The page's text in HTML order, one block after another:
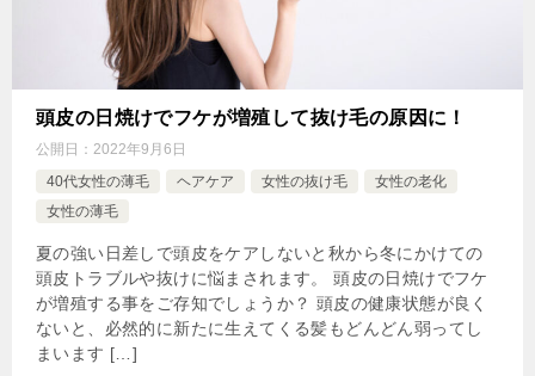
頭皮の日焼けでフケが増殖して抜け毛の原因に！
公開日： 2022年9月6日
40代女性の薄毛
ヘアケア 女性の抜け毛
女性の老化
女性の薄毛
夏の強い日差しで頭皮をケアしないと秋から冬にかけての
頭皮トラブルや抜けに悩まされます。 頭皮の日焼けでフケ
が増殖する事をご存知でしょうか？ 頭皮の健康状態が良く
ないと、必然的に新たに生えてくる髪もどんどん弱ってし
まいます […]